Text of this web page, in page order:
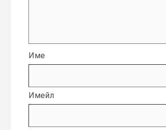
Име
Имейл